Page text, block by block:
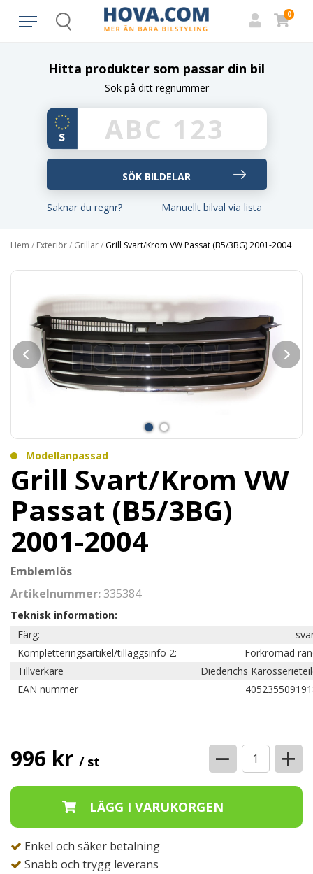
Search
0
Hitta produkter som passar din bil
Sök på ditt regnummer
Saknar du regnr? Manuellt bilval via lista
Hem / Exteriör/ Grillar/ Grill Svart/Krom VW Passat (B5/3BG) 2001-2004
Modellanpassad
Grill Svart/Krom VW
Passat (B5/3BG)
2001-2004
Emblemlös
Artikelnummer:335384
Teknisk information:
Färg:
Kompletteringsartikel/tilläggsinfo 2:
Förkromad
Tillverkare
Diederichs
EAN nummer
996 kr / st − +
Enkel och säker betalning
Snabb och trygg leverans